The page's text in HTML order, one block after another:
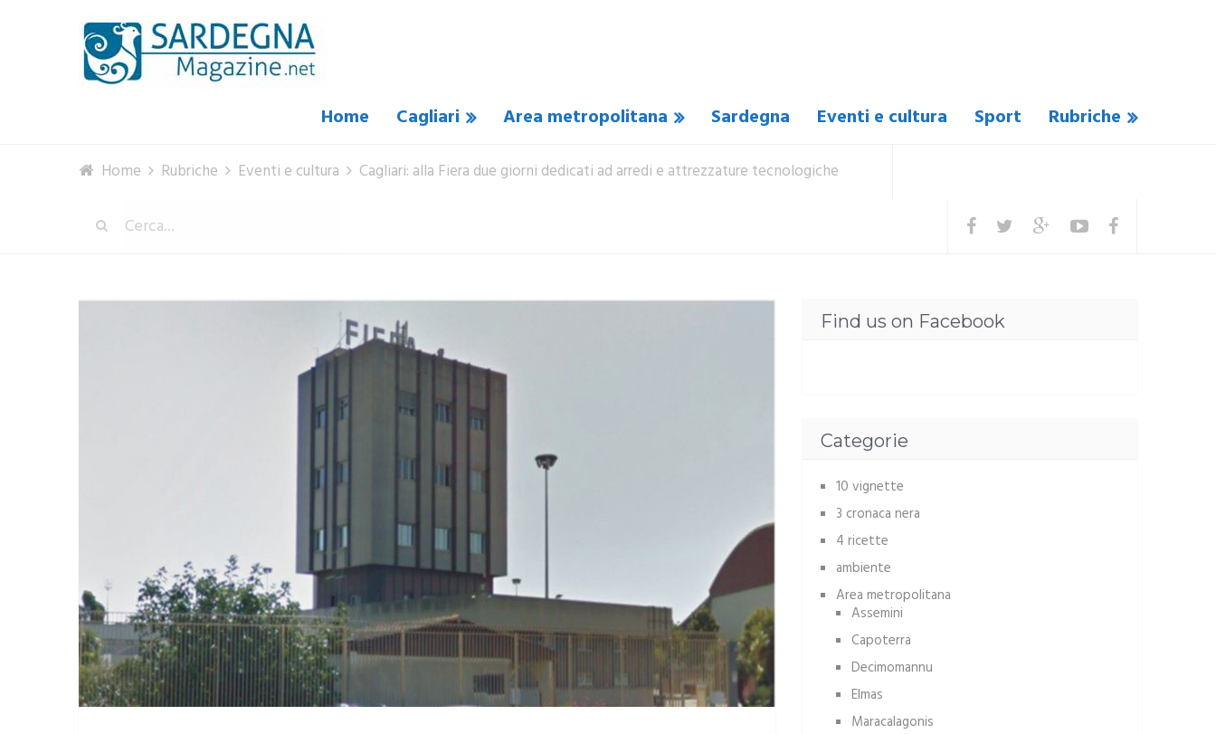
Home Cagliari Area metropolitana Sardegna Eventi e cultura Sport Rubriche
Home Rubriche Eventi e cultura Cagliari: alla Fiera due giorni dedicati ad arredi e attrezzature tecnologiche
Find us on Facebook
Categorie
10 vignette
3 cronaca nera
4 ricette
ambiente
Area metropolitana
Assemini
Capoterra
Decimomannu
Elmas
Maracalagonis